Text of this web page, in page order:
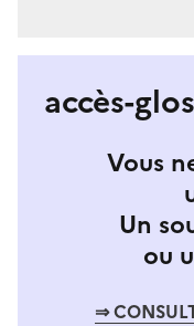
accès-
Vous
Un
ou
⇒